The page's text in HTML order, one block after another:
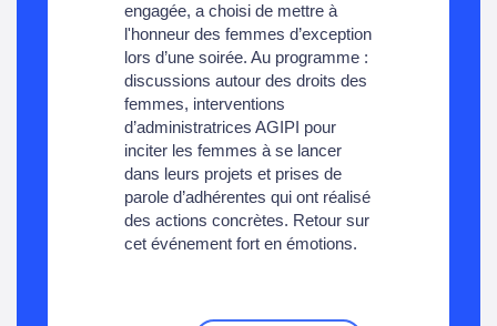
engagée, a choisi de mettre à
l'honneur des femmes d’exception
lors d’une soirée. Au programme :
discussions autour des droits des
femmes, interventions
d’administratrices AGIPI pour
inciter les femmes à se lancer
dans leurs projets et prises de
parole d’adhérentes qui ont réalisé
des actions concrètes. Retour sur
cet événement fort en émotions.